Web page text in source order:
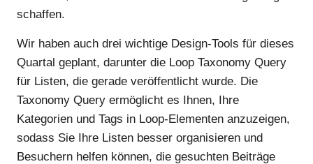
schaffen.
Wir haben auch drei wichtige Design-Tools für dieses
Quartal geplant, darunter die Loop Taxonomy Query
für Listen, die gerade veröffentlicht wurde. Die
Taxonomy Query ermöglicht es Ihnen, Ihre
Kategorien und Tags in Loop-Elementen anzuzeigen,
sodass Sie Ihre Listen besser organisieren und
Besuchern helfen können, die gesuchten Beiträge